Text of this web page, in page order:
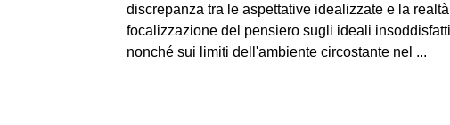
discrepanza tra le aspettative idealizzate e la
focalizzazione del pensiero sugli ideali
nonché sui limiti dell'ambiente circostante nel ...